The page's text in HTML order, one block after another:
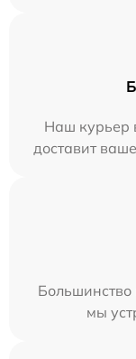
Наш курьер
доставит
Большинство
мы